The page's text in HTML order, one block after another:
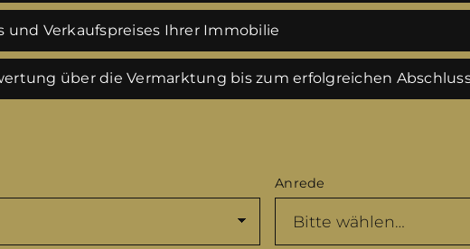
und Verkaufspreises Ihrer Immobilie
über die Vermarktung bis zum erfolgreichen
Anrede